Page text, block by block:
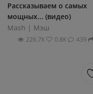
Рассказываем о самых
мощных... (видео)
Mash | Мэш
226.7К 0.8К 439